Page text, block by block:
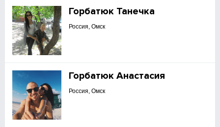
Горбатюк Танечка
Россия, Омск
Горбатюк Анастасия
Россия, Омск